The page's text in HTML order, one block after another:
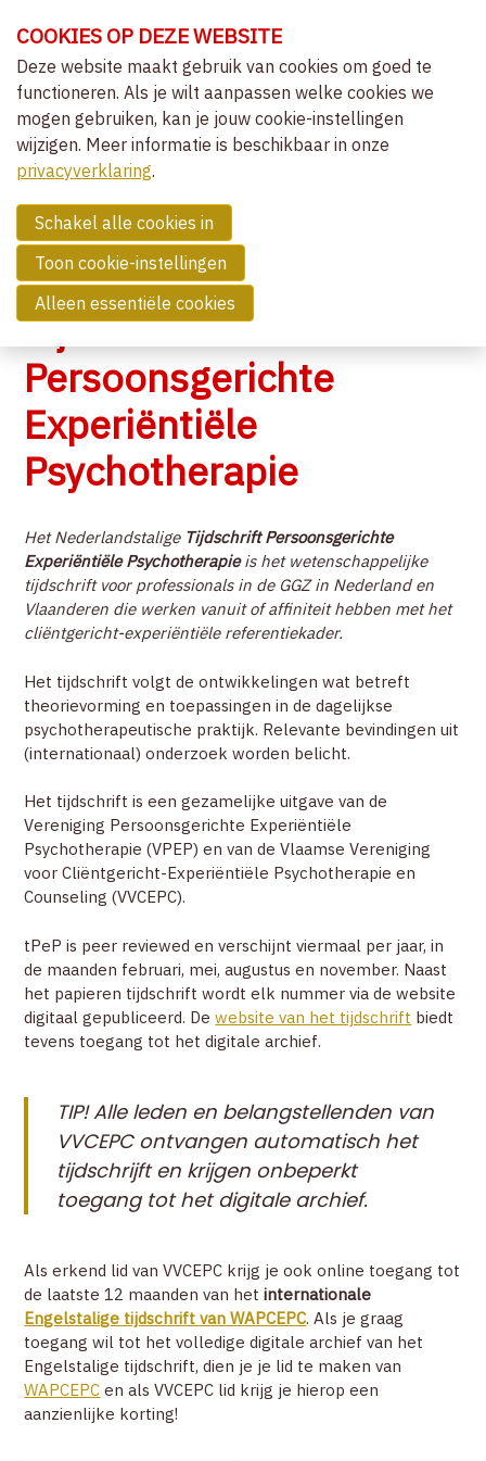
links
over
Spring
naar
de
navigatie
naar
de
inhoud
Tijdschrift
Persoonsgerichte
Experiëntiële
Psychotherapie
Het Nederlandstalige Tijdschrift Persoonsgerichte
Experiëntiële Psychotherapieis het wetenschappelijke
tijdschrift voor professionals in de GGZ in Nederland en
Vlaanderen die werken vanuit of affiniteit hebben met het
cliëntgericht-experiëntiële referentiekader.
Het tijdschrift volgt de ontwikkelingen wat betreft
theorievorming en toepassingen in de dagelijkse
psychotherapeutische praktijk. Relevante bevindingen uit
(internationaal) onderzoek worden belicht.
Het tijdschrift is een gezamelijke uitgave van de
Vereniging Persoonsgerichte Experiëntiële
Psychotherapie (VPEP) en van de Vlaamse Vereniging
voor Cliëntgericht-Experiëntiële Psychotherapie en
Counseling (VVCEPC).
tPeP is peer reviewed en verschijnt viermaal per jaar, in
de maanden februari, mei, augustus en november. Naast
het papieren tijdschrift wordt elk nummer via de website
digitaal gepubliceerd. Dewebsite van het tijdschrift biedt
tevens toegang tot het digitale archief.
TIP! Alle leden en belangstellenden van
VVCEPC ontvangen automatisch het
tijdschrijft en krijgen onbeperkt
toegang tot het digitale archief.
Als erkend lid van VVCEPC krijg je ook online toegang tot
de laatste 12 maanden van hetinternationale
Engelstalige tijdschrift van WAPCEPC. Als je graag
toegang wil tot het volledige digitale archief van het
Engelstalige tijdschrift, dien je je lid te maken van
WAPCEPC en als VVCEPC lid krijg je hierop een
aanzienlijke korting!
OVER VVCEPC
OVER VVCEPC
VISIE EN MISSIE
SPECIAL INTEREST GROUPS EN
WERKGROEPEN
NEDERLANDSTALIG TIJDSCHRIFT
ENGELSTALIG TIJDSCHRIFT
STATUTEN EN INTERN REGLEMENT
ERKENNINGSCOMMISSIE
DEONTOLOGISCHE COMMISSIE
KOEPELS EN ZUSTERVERENIGINGEN
CLIËNTGERICHT-EXPERIËNTIEEL
LIDMAATSCHAP
COMMUNITY
ZOEK EEN THERAPEUT
ZOEK
ACCOUNT
COOKIES OP DEZE WEBSITE
Deze website maakt gebruik van cookies om goed te
functioneren. Als je wilt aanpassen welke cookies we
mogen gebruiken, kan je jouw cookie-instellingen
wijzigen. Meer informatie is beschikbaar in onze
privacyverklaring.
Schakel alle cookies in
Toon cookie-instellingen
Alleen essentiële cookies